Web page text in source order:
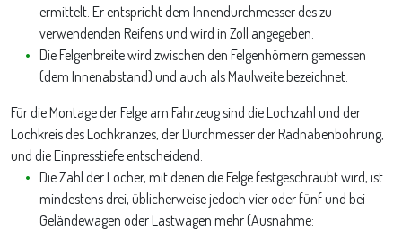
ermittelt. Er entspricht dem Innendurchmesser des zu
verwendenden Reifens und wird in Zoll angegeben.
Die Felgenbreite wird zwischen den Felgenhörnern gemessen
(dem Innenabstand) und auch als Maulweite bezeichnet.
Für die Montage der Felge am Fahrzeug sind die Lochzahl und der
Lochkreis des Lochkranzes, der Durchmesser der Radnabenbohrung,
und die Einpresstiefe entscheidend:
Die Zahl der Löcher, mit denen die Felge festgeschraubt wird, ist
mindestens drei, üblicherweise jedoch vier oder fünf und bei
Geländewagen oder Lastwagen mehr (Ausnahme: